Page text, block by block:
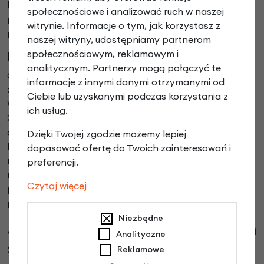
biegowym i będzie dobrym wyborem dla osób często
przenoszących rower lub podróżujących z nim
pociągiem i komunikacją miejską.
Brompton G Line
G Line to najnowsza seria w ofercie producenta,
zaprojektowana z myślą o większej wszechstronności.
W odróżnieniu od pozostałych serii wykorzystuje koła
20 cali, hydrauliczne hamulce tarczowe oraz szersze
opony, które poprawiają komfort jazdy na kostce
brukowej, drogach szutrowych i innych nierównych
nawierzchniach. Mimo większych kół zachowuje
możliwość szybkiego złożenia, pozostając
praktycznym rowerem do codziennego transportu i
podróżowania.
Jak działa mechanizm
składania rowerów Brompton?
społecznościowe i analizować ruch w naszej
witrynie. Informacje o tym, jak korzystasz z
naszej witryny, udostępniamy partnerom
społecznościowym, reklamowym i
analitycznym. Partnerzy mogą połączyć te
informacje z innymi danymi otrzymanymi od
Ciebie lub uzyskanymi podczas korzystania z
ich usług.
Dzięki Twojej zgodzie możemy lepiej
dopasować ofertę do Twoich zainteresowań i
preferencji.
Czytaj więcej
Niezbędne
Analityczne
Reklamowe